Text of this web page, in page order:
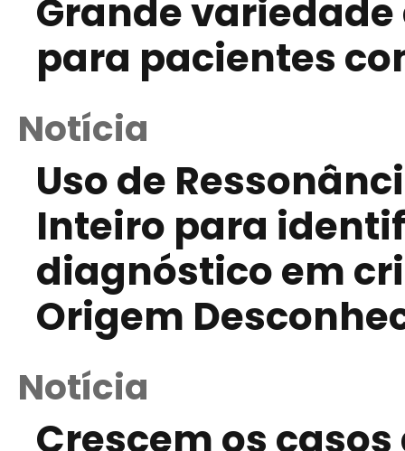
Grande
para pacientes
Notícia
Uso de
Inteiro para
diagnóstico em
Origem
Notícia
Crescem os